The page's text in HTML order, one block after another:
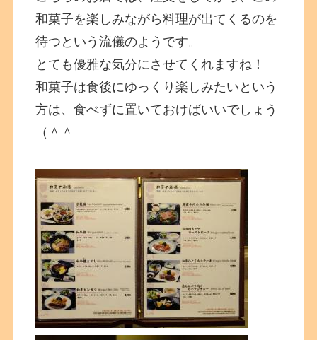
和菓子を楽しみながら料理が出てくるのを
待つという流儀のようです。
とても優雅な気分にさせてくれますね！
和菓子は食後にゆっくり楽しみたいという
方は、食べずに置いておけばいいでしょう
（＾＾